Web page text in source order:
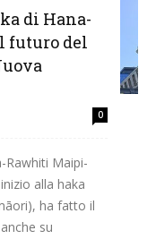
di Hana-
futuro del
0
Rawhiti Maipi-
alla haka
ha fatto il
su